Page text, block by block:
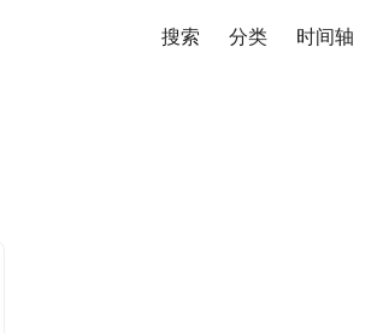
搜索 分类 时间轴